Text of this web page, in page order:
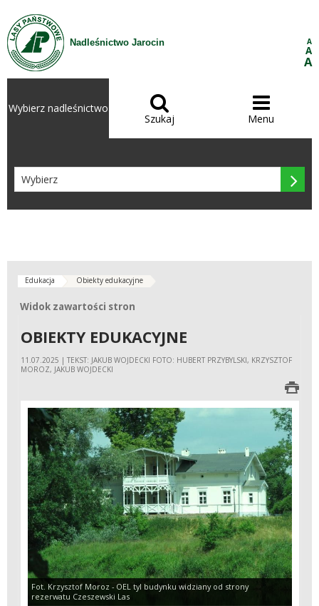
Przejdź do treści
Nadleśnictwo Jarocin A
A
A
Wybierz nadleśnictwo 
Szukaj

Menu

Edukacja Obiekty edukacyjne
Widok zawartości stron
Widok zawartości stron
OBIEKTY EDUKACYJNE
11.07.2025 | TEKST: JAKUB WOJDECKI FOTO: HUBERT PRZYBYLSKI, KRZYSZTOF
MOROZ, JAKUB WOJDECKI
Fot. Krzysztof Moroz - OEL tyl budynku widziany od strony
rezerwatu Czeszewski Las